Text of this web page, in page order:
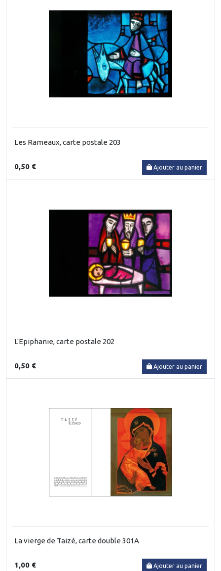
Les Rameaux, carte postale 203
0,50 € Ajouter au panier
L'Epiphanie, carte postale 202
0,50 € Ajouter au panier
La vierge de Taizé, carte double 301A
1,00 € Ajouter au panier